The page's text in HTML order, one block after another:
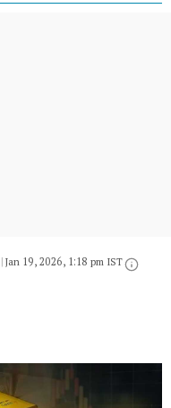
|Jan 19, 2026, 1:18 pm IST